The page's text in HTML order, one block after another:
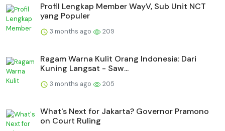
Profil Lengkap Member WayV, Sub Unit NCT
yang Populer
3 months ago 209
Ragam Warna Kulit Orang Indonesia: Dari
Kuning Langsat - Saw...
3 months ago 205
What's Next for Jakarta? Governor Pramono
on Court Ruling